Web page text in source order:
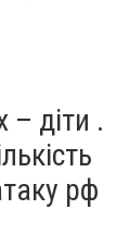
– діти .
рф